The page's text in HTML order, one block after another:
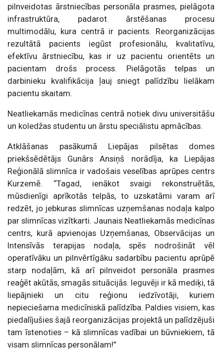
pilnveidotas ārstniecības personāla prasmes, pielāgota
infrastruktūra, padarot ārstēšanas procesu
multimodālu, kura centrā ir pacients. Reorganizācijas
rezultātā pacients iegūst profesionālu, kvalitatīvu,
efektīvu ārstniecību, kas ir uz pacientu orientēts un
pacientam drošs process. Pielāgotās telpas un
darbinieku kvalifikācija ļauj sniegt palīdzību lielākam
pacientu skaitam.
Neatliekamās medicīnas centrā notiek divu universitāšu
un koledžas studentu un ārstu speciālistu apmācības.
Atklāšanas pasākumā Liepājas pilsētas domes
priekšsēdētājs Gunārs Ansiņš norādīja, ka Liepājas
Reģionālā slimnīca ir vadošais veselības aprūpes centrs
Kurzemē. “Tagad, ienākot svaigi rekonstruētās,
mūsdienīgi aprīkotās telpās, to uzskatāmi varam arī
redzēt, jo jebkuras slimnīcas uzņemšanas nodaļa kalpo
par slimnīcas vizītkarti. Jaunais Neatliekamās medicīnas
centrs, kurā apvienojas Uzņemšanas, Observācijas un
Intensīvās terapijas nodaļa, spēs nodrošināt vēl
operatīvāku un pilnvērtīgāku sadarbību pacientu aprūpē
starp nodaļām, kā arī pilnveidot personāla prasmes
reaģēt akūtās, smagās situācijās. Ieguvēji ir kā mediķi, tā
liepājnieki un citu reģionu iedzīvotāji, kuriem
nepieciešama medicīniskā palīdzība. Paldies visiem, kas
piedalījušies šajā reorganizācijas projektā un palīdzējuši
tam īstenoties – kā slimnīcas vadībai un būvniekiem, tā
visam slimnīcas personālam!”